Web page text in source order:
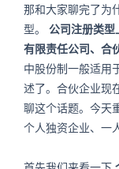
那和大家聊完了为
型。 公司注册类型
有限责任公司、合
中股份制一般适用
述了。合伙企业现
聊这个话题。今天
个人独资企业、一